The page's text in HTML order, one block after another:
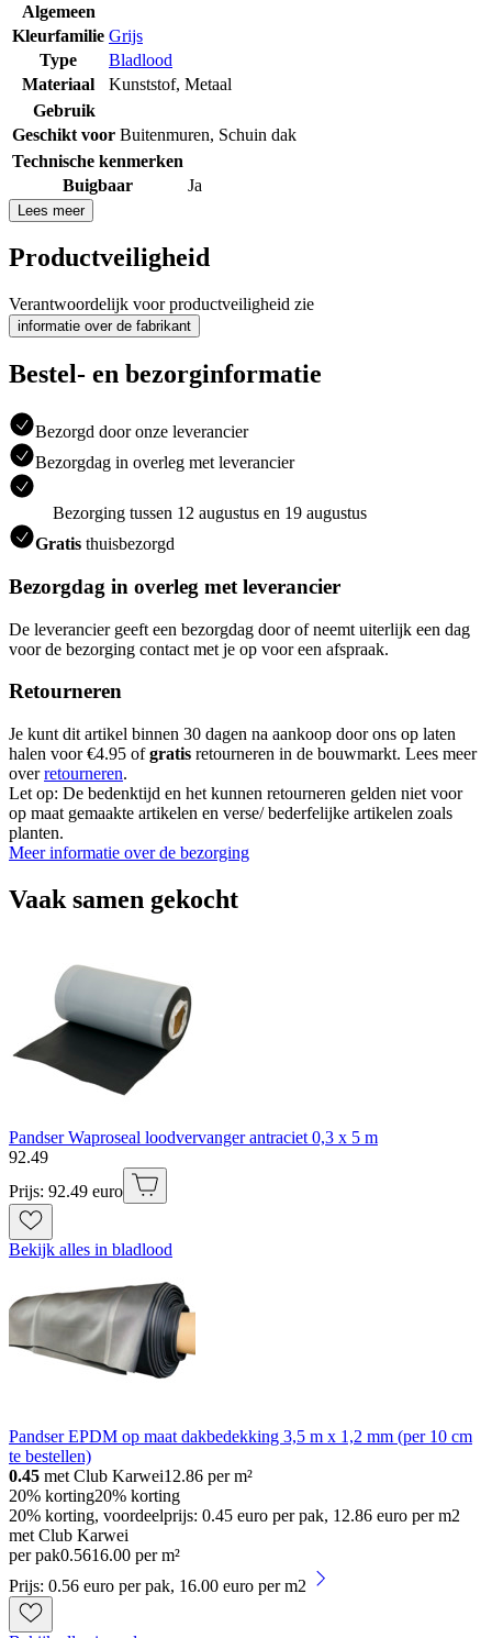
Algemeen
Kleurfamilie Grijs
Type
Bladlood
Materiaal
Kunststof, Metaal
Gebruik
Geschikt voor Buitenmuren, Schuin dak
Technische kenmerken
Buigbaar
Ja
Lees meer
Productveiligheid
Verantwoordelijk voor productveiligheid zie
informatie over de fabrikant
Bestel- en bezorginformatie
Bezorgd door onze leverancier
Bezorgdag in overleg met leverancier
Bezorging tussen 12 augustus en 19 augustus
Gratis thuisbezorgd
Bezorgdag in overleg met leverancier
De leverancier geeft een bezorgdag door of neemt uiterlijk een dag
voor de bezorging contact met je op voor een afspraak.
Retourneren
Je kunt dit artikel binnen 30 dagen na aankoop door ons op laten
halen voor €4.95 ofgratis retourneren in de bouwmarkt. Lees meer
overretourneren.
Let op: De bedenktijd en het kunnen retourneren gelden niet voor
op maat gemaakte artikelen en verse/ bederfelijke artikelen zoals
planten.
Meer informatie over de bezorging
Vaak samen gekocht
Pandser Waproseal loodvervanger antraciet 0,3 x 5 m
92.49
Prijs: 92.49 euro
Bekijk alles in bladlood
Pandser EPDM op maat dakbedekking 3,5 m x 1,2 mm (per 10 cm
te bestellen)
0.45 met Club Karwei12.86 per m²
20% korting20% korting
20% korting, voordeelprijs: 0.45 euro per pak, 12.86 euro per m2
met Club Karwei
per pak0.5616.00 per m²
Prijs: 0.56 euro per pak, 16.00 euro per m2